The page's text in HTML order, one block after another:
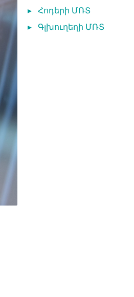
▸ Հոդերի ՄՌՏ
▸ Գլխուղեղի ՄՌՏ